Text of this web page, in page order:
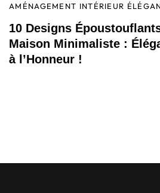
AMÉNAGEMENT INTÉRIEUR
10 Designs
Maison Minimaliste :
à l’Honneur !